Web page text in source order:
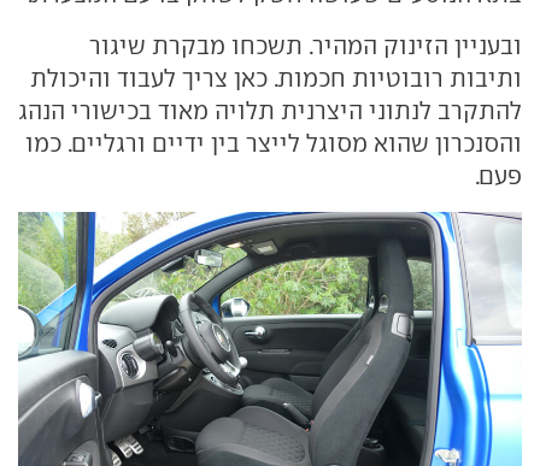
ובעניין הזינוק המהיר. תשכחו מבקרת שיגור
ותיבות רובוטיות חכמות. כאן צריך לעבוד והיכולת
להתקרב לנתוני היצרנית תלויה מאוד בכישורי הנהג
והסנכרון שהוא מסוגל לייצר בין ידיים ורגליים. כמו
פעם.